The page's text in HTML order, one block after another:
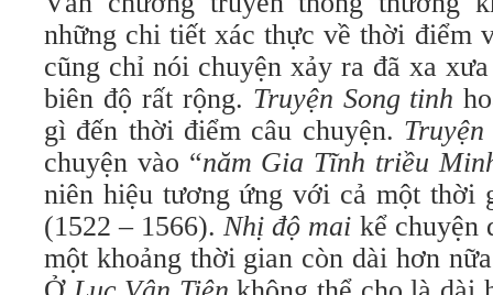
những chi tiết xác thực về thời điểm
cũng chỉ nói chuyện xảy ra đã xa
biên độ rất rộng. Truyện Song tinh
gì đến thời điểm câu chuyện.
chuyện vào “năm Gia Tĩnh triều
niên hiệu tương ứng với cả một thời
(1522 – 1566).Nhị độ mai kể chuyện
một khoảng thời gian còn dài hơn